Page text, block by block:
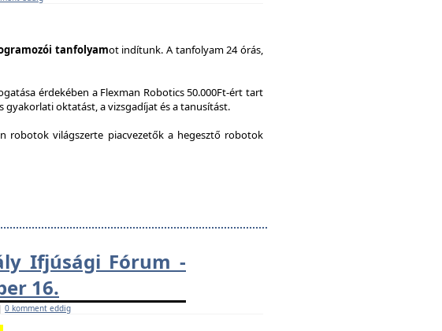
tanfolyamot indítunk. A tanfolyam 24 órás,
érdekében a Flexman Robotics 50.000Ft-ért tart
gyakorlati oktatást, a vizsgadíjat és a tanusítást.
robotok világszerte piacvezetők a hegesztő robotok
Ifjúsági Fórum -
16.
| 0 komment eddig